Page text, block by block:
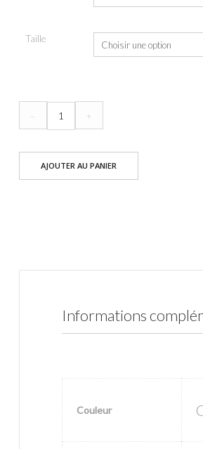
Taille
de
Robe
– +
AJOUTER AU PANIER
Informations
Couleur